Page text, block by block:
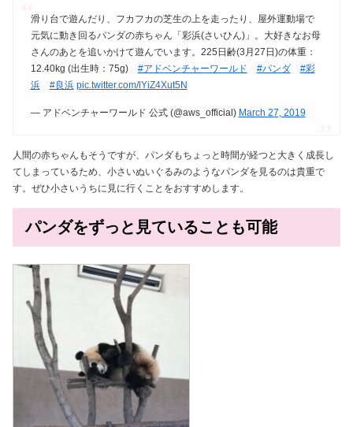
滑り台で遊んだり、フカフカの芝生の上を走ったり、屋外運動場で
元気に動き回るパンダの赤ちゃん「彩浜(さいひん)」。大好きなお母
さんのあとを追いかけて遊んでいます。225日齢(3月27日)の体重：
12.40kg (出生時：75g) #アドベンチャーワールド #パンダ
#彩
浜
#良浜 pic.twitter.com/lYiZ4Xut5N
— アドベンチャーワールド 公式 (@aws_official) March 27, 2019
人間の赤ちゃんもそうですが、パンダもちょっと時間が経つと大きく成長し
てしまっているため、小さいぬいぐるみのようなパンダを見るのは貴重で
す。ぜひ小さいうちに見に行くことをおすすめします。
パンダをずっと見ていることも可能